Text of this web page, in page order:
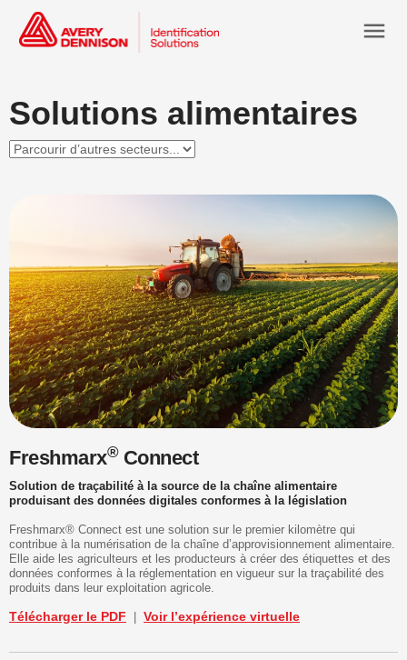
menu
Solutions alimentaires
Freshmarx®Connect
Solution de traçabilité à la source de la chaîne alimentaire
produisant des données digitales conformes à la législation
Freshmarx® Connect est une solution sur le premier kilomètre qui
contribue à la numérisation de la chaîne d’approvisionnement alimentaire.
Elle aide les agriculteurs et les producteurs à créer des étiquettes et des
données conformes à la réglementation en vigueur sur la traçabilité des
produits dans leur exploitation agricole.
Télécharger le PDF Voir l’expérience virtuelle